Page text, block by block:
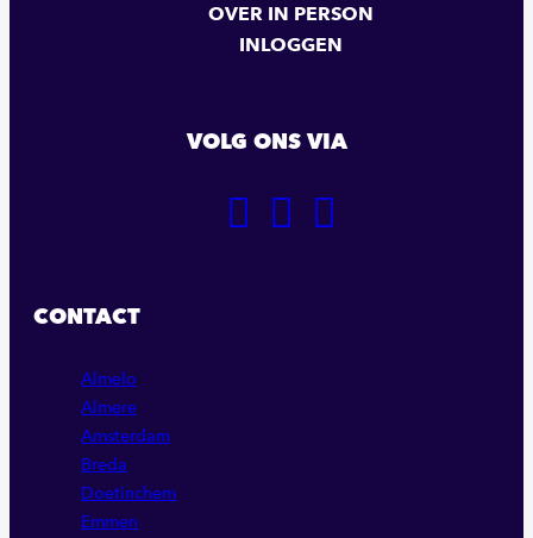
OVER IN PERSON
INLOGGEN
VOLG ONS VIA
GA
GA
CONTACT
Almelo
Almere
Amsterdam
Breda
Doetinchem
Emmen